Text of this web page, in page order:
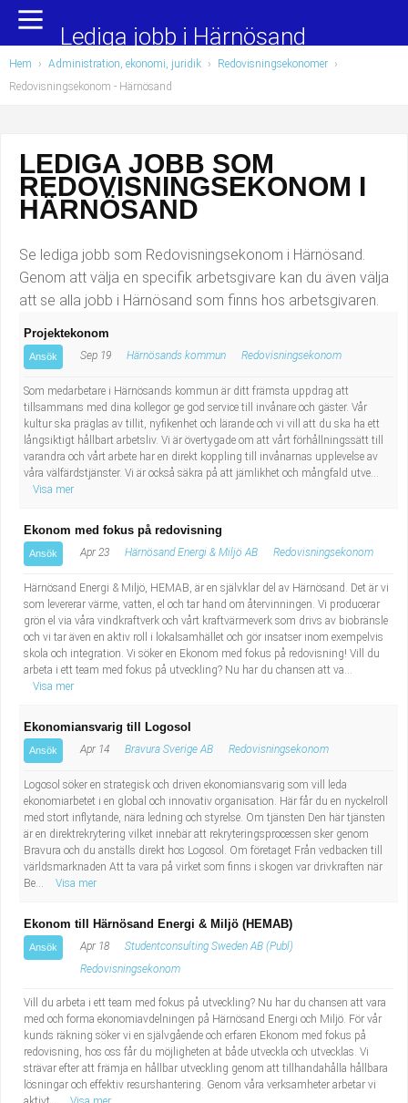
Yrkesområden
Administration, ekonomi, juridik
Chefer och verksamhetsledare
Data/IT
Försäljning, inköp, marknadsföring
Hantverksyrken
Hotell, restaurang, storhushåll
Industriell tillverkning
Installation, drift, underhåll
Kultur, media, design
Militärt arbete
Naturbruk
Naturvetenskapligt arbete
Pedagogiskt arbete
Sanering och renhållning
Socialt arbete
Säkerhetsarbete
Tekniskt arbete
Transport
Populära jobb
Undersköterska, hemtjänst och äldreboende
Barnskötare
Lärare i förskola/Förskollärare
Lagerarbetare
Bussförare/Busschaufför
Elevassistent
Behandlingsassistent/Socialpedagog
Tandsköterska
Tidningsbud/Tidningsdistributör
Lärare i fritidshem/Fritidspedagog
Taxiförare/Taxichaufför
Läkarsekreterare/Vårdadmin/Medicinsk
sekreterare
Lastbilsförare m.fl.
Fastighetsskötare
Informatör/Kommunikatör
Brevbärare
Sjuksköterska, grundutbildad
Kock, storhushåll
Undersköterska, vård- o specialavd. o mottagning
Bibliotekarie
Lediga jobb i Härnösand
Hem › Administration, ekonomi, juridik › Redovisningsekonomer ›
Redovisningsekonom - Härnösand
LEDIGA JOBB SOM
REDOVISNINGSEKONOM I
HÄRNÖSAND
Se lediga jobb som Redovisningsekonom i Härnösand.
Genom att välja en specifik arbetsgivare kan du även välja
att se alla jobb i Härnösand som finns hos arbetsgivaren.
Projektekonom
Ansök Sep 19 Härnösands kommun Redovisningsekonom
Som medarbetare i Härnösands kommun är ditt främsta uppdrag att
tillsammans med dina kollegor ge god service till invånare och gäster. Vår
kultur ska präglas av tillit, nyfikenhet och lärande och vi vill att du ska ha ett
långsiktigt hållbart arbetsliv. Vi är övertygade om att vårt förhållningssätt till
varandra och vårt arbete har en direkt koppling till invånarnas upplevelse av
våra välfärdstjänster. Vi är också säkra på att jämlikhet och mångfald utve...
Visa mer
Ekonom med fokus på redovisning
Ansök Apr 23 Härnösand Energi & Miljö AB Redovisningsekonom
Härnösand Energi & Miljö, HEMAB, är en självklar del av Härnösand. Det är vi
som levererar värme, vatten, el och tar hand om återvinningen. Vi producerar
grön el via våra vindkraftverk och vårt kraftvärmeverk som drivs av biobränsle
och vi tar även en aktiv roll i lokalsamhället och gör insatser inom exempelvis
skola och integration. Vi söker en Ekonom med fokus på redovisning! Vill du
arbeta i ett team med fokus på utveckling? Nu har du chansen att va...
Visa mer
Ekonomiansvarig till Logosol
Ansök Apr 14 Bravura Sverige AB Redovisningsekonom
Logosol söker en strategisk och driven ekonomiansvarig som vill leda
ekonomiarbetet i en global och innovativ organisation. Här får du en nyckelroll
med stort inflytande, nära ledning och styrelse. Om tjänsten Den här tjänsten
är en direktrekrytering vilket innebär att rekryteringsprocessen sker genom
Bravura och du anställs direkt hos Logosol. Om företaget Från vedbacken till
världsmarknaden Att ta vara på virket som finns i skogen var drivkraften när
Be...
Visa mer
Ekonom till Härnösand Energi & Miljö (HEMAB)
Ansök Apr 18
Studentconsulting Sweden AB (Publ)
Redovisningsekonom
Vill du arbeta i ett team med fokus på utveckling? Nu har du chansen att vara
med och forma ekonomiavdelningen på Härnösand Energi och Miljö. För vår
kunds räkning söker vi en självgående och erfaren Ekonom med fokus på
redovisning, hos oss får du möjligheten at både utveckla och utvecklas. Vi
strävar efter att främja en hållbar utveckling genom att tillhandahålla hållbara
lösningar och effektiv resurshantering. Genom våra verksamheter arbetar vi